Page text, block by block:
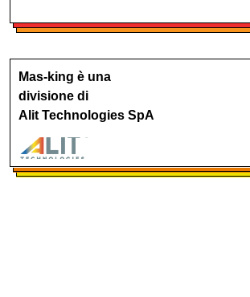
Mas-king è una
divisione di
Alit Technologies SpA